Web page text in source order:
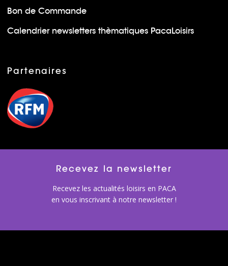
Bon de Commande
Calendrier newsletters thèmatiques PacaLoisirs
Partenaires
Recevez la newsletter
Recevez les actualités loisirs en PACA
en vous inscrivant à notre newsletter !